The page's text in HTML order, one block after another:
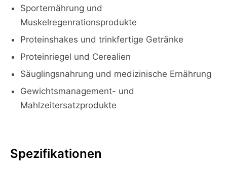
Sporternährung und
Muskelregenrationsprodukte
Proteinshakes und trinkfertige Getränke
Proteinriegel und Cerealien
Säuglingsnahrung und medizinische Ernährung
Gewichtsmanagement- und
Mahlzeitersatzprodukte
Spezifikationen